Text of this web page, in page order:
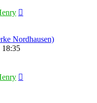
Nordhausen)